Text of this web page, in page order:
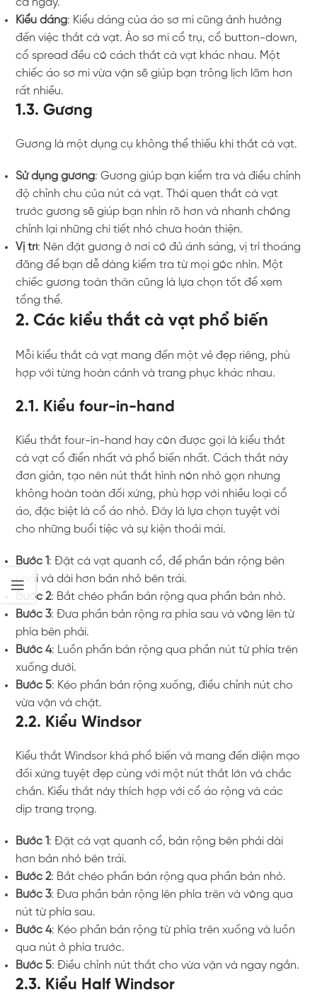
Kiểu dáng: Kiểu dáng của áo sơ mi cũng ảnh hưởng
đến việc thắt cà vạt. Áo sơ mi cổ trụ, cổ button-down,
cổ spread đều có cách thắt cà vạt khác nhau. Một
chiếc áo sơ mi vừa vặn sẽ giúp bạn trông lịch lãm hơn
rất nhiều.
1.3. Gương
Gương là một dụng cụ không thể thiếu khi thắt cà vạt.
Sử dụng gương: Gương giúp bạn kiểm tra và điều chỉnh
độ chỉnh chu của nút cà vạt. Thói quen thắt cà vạt
trước gương sẽ giúp bạn nhìn rõ hơn và nhanh chóng
chỉnh lại những chi tiết nhỏ chưa hoàn thiện.
Vị trí: Nên đặt gương ở nơi có đủ ánh sáng, vị trí thoáng
đãng để bạn dễ dàng kiểm tra từ mọi góc nhìn. Một
chiếc gương toàn thân cũng là lựa chọn tốt để xem
tổng thể.
2. Các kiểu thắt cà vạt phổ biến
Mỗi kiểu thắt cà vạt mang đến một vẻ đẹp riêng, phù
hợp với từng hoàn cảnh và trang phục khác nhau.
2.1. Kiểu four-in-hand
Kiểu thắt four-in-hand hay còn được gọi là kiểu thắt
cà vạt cổ điển nhất và phổ biến nhất. Cách thắt này
đơn giản, tạo nên nút thắt hình nón nhỏ gọn nhưng
không hoàn toàn đối xứng, phù hợp với nhiều loại cổ
áo, đặc biệt là cổ áo nhỏ. Đây là lựa chọn tuyệt vời
cho những buổi tiệc và sự kiện thoải mái.
Bước 1: Đặt cà vạt quanh cổ, để phần bản rộng bên
phải và dài hơn bản nhỏ bên trái.
Bước 2: Bắt chéo phần bản rộng qua phần bản nhỏ.
Bước 3: Đưa phần bản rộng ra phía sau và vòng lên từ
phía bên phải.
Bước 4: Luồn phần bản rộng qua phần nút từ phía trên
xuống dưới.
Bước 5: Kéo phần bản rộng xuống, điều chỉnh nút cho
vừa vặn và chặt.
2.2. Kiểu Windsor
Kiểu thắt Windsor khá phổ biến và mang đến diện mạo
đối xứng tuyệt đẹp cùng với một nút thắt lớn và chắc
chắn. Kiểu thắt này thích hợp với cổ áo rộng và các
dịp trang trọng.
Bước 1: Đặt cà vạt quanh cổ, bản rộng bên phải dài
hơn bản nhỏ bên trái.
Bước 2: Bắt chéo phần bản rộng qua phần bản nhỏ.
Bước 3: Đưa phần bản rộng lên phía trên và vòng qua
nút từ phía sau.
Bước 4: Kéo phần bản rộng từ phía trên xuống và luồn
qua nút ở phía trước.
Bước 5: Điều chỉnh nút thắt cho vừa vặn và ngay ngắn.
2.3. Kiểu Half Windsor